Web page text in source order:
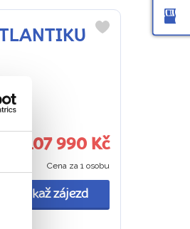
107 990 Kč
Cena za 1 osobu
Ukaž zájezd